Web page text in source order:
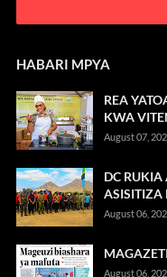
HABARI MPYA
REA
KWA
August 07,
DC
August 06,
August 06,